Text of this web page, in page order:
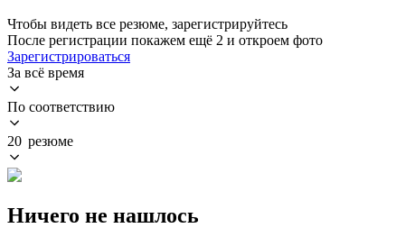
Чтобы видеть все резюме, зарегистрируйтесь
После регистрации покажем ещё 2 и откроем фото
Зарегистрироваться
За всё время
По соответствию
20 резюме
Ничего не нашлось